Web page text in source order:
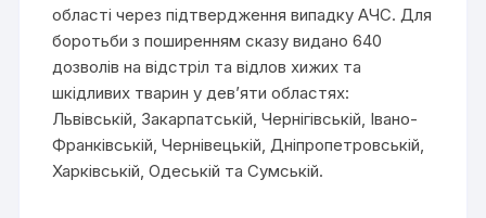
області через підтвердження випадку АЧС. Для
боротьби з поширенням сказу видано 640
дозволів на відстріл та відлов хижих та
шкідливих тварин у дев’яти областях:
Львівській, Закарпатській, Чернігівській, Івано-
Франківській, Чернівецькій, Дніпропетровській,
Харківській, Одеській та Сумській.